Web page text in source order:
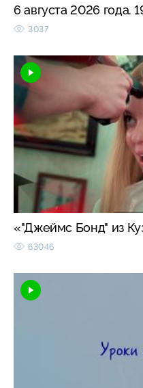
6 августа 2026 года.
3037
«"Джеймс Бонд" из
63046